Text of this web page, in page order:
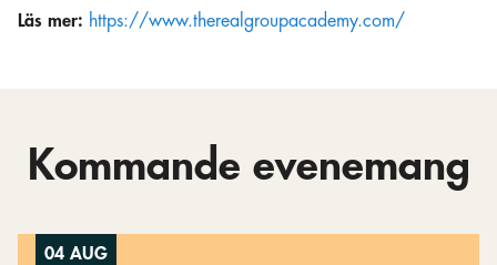
Läs mer: https://www.therealgroupacademy.com/
Kommande evenemang
04 AUG